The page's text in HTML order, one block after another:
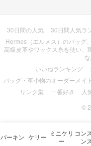
30日間の人気 30日間人気ラ
Hermes（エルメス）のバッグ
高級皮革やワックス糸を使い、
いいねランキング
バッグ・革小物のオーダーメイ
リンク集
一番好き 人
©
バーキン ケリー
ミニケリ
ー
コン
ンス